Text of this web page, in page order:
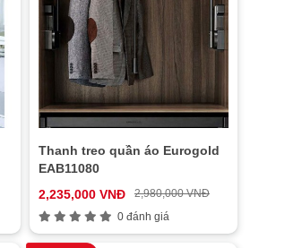
Thanh treo quần áo Eurogold
EAB11080
2,235,000 VNĐ
2,980,000 VNĐ
0 đánh giá